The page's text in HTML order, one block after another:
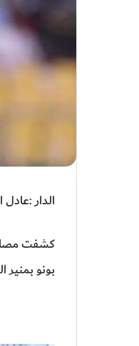
الدار :عادل
كشفت
بونو